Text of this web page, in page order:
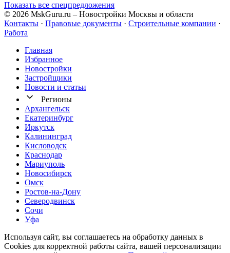
Показать все спецпредложения
© 2026 MskGuru.ru – Новостройки Москвы и области
Контакты · Правовые документы · Строительные компании ·
Работа
Главная
Избранное
Новостр ойки
Застройщики
Новости и статьи
Регионы
Архангельск
Екатеринбург
Иркутск
Калининград
Кисловодск
Краснодар
Мариуполь
Новосибирск
Омск
Ростов-на-Дону
Северодвинск
Сочи
Уфа
Используя сайт, вы соглашаетесь на обработку данных в
Cookies для корректной работы сайта, вашей персонализации